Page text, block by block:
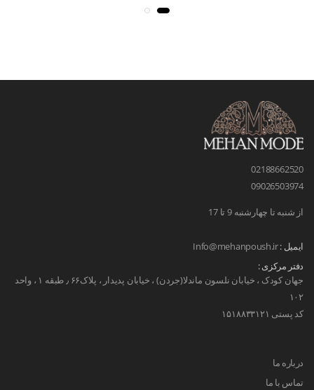
02188662520
09026503974
از شنبه تا چهارشنبه 9 تا 17
ایمیل :Info@mehanpoush.ir
دفتر مرکزی :
جهان کودک ، خیابان نلسون ماندلا(جردن) ، خیابان پدیدار ، پلاک۶۶ ٫ طبقه ۱ ، واحد
۱۰۲
کد پستی ۱۵۱۸۸۳۳۱۲۱
درباره ما
تماس با ما